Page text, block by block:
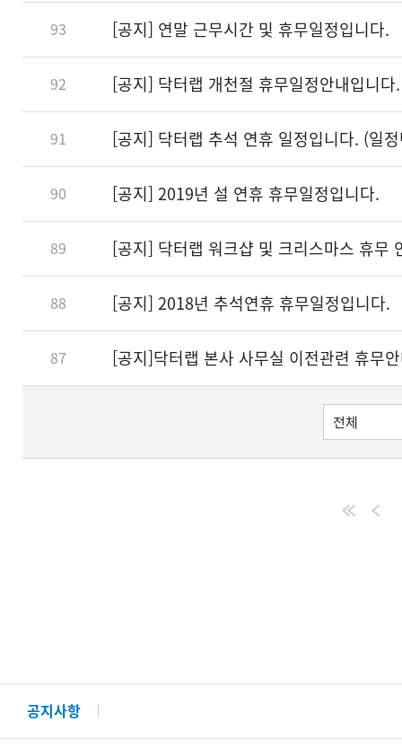
93 [공지] 연말 근무시간 및 휴무일정입니다.
92 [공지] 닥터랩 개천절 휴무일정안내입니다.
91 [공지] 닥터랩 추석 연휴 일정입니다. (일
90 [공지] 2019년 설 연휴 휴무일정입니다.
89 [공지] 닥터랩 워크샵 및 크리스마스 휴무
88 [공지] 2018년 추석연휴 휴무일정입니다.
87 [공지]닥터랩 본사 사무실 이전관련 휴무
공지사항